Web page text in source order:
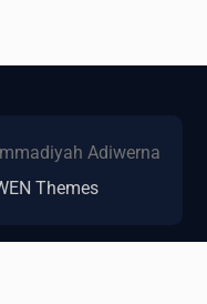
Adiwerna
Themes